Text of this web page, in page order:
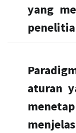
yang
aturan